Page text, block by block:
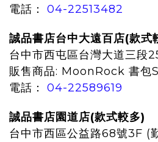
電話：
04-22513482
誠品書店台中大遠百店(款式
台中市西屯區台灣大道三段
販售商品: MoonRock 書包
電話：
04-22589619
誠品書店園道店(款式較多)
台中市西區公益路68號3F (